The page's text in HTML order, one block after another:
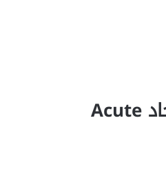
التهاب المرارة الحاد Acute